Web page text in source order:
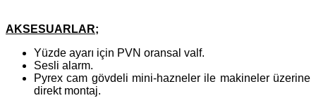
AKSESUARLAR;
Yüzde ayarı için PVN oransal valf.
Sesli alarm.
Pyrex cam gövdeli mini-hazneler ile makineler üzerine
direkt montaj.